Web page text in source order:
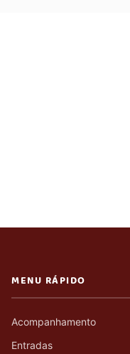
MENU RÁPIDO
Acompanhamento
Entradas